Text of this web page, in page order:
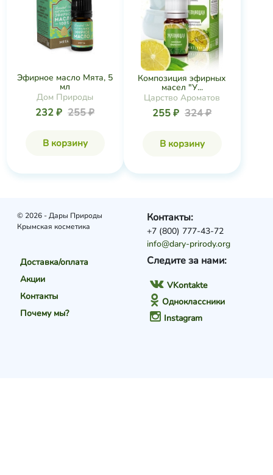
Эфирное масло Мята, 5
мл
Дом Природы
232 ₽ 255 ₽
В корзину
Композиция эфирных
масел "У...
Царство Ароматов
255 ₽ 324 ₽
В корзину
© 2026 - Дары Природы
Крымская косметика
Доставка/оплата
Акции
Контакты
Почему мы?
Следите за нами:
VKontakte
Одноклассники
Instagram
Контакты:
+7 (800) 777-43-72
info@dary-prirody.org